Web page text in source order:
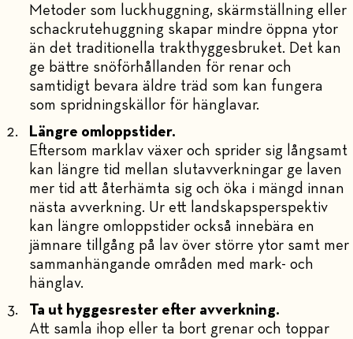
Metoder som luckhuggning, skärmställning eller
schackrutehuggning skapar mindre öppna ytor
än det traditionella trakthyggesbruket. Det kan
ge bättre snöförhållanden för renar och
samtidigt bevara äldre träd som kan fungera
som spridningskällor för hänglavar.
Längre omloppstider.
Eftersom marklav växer och sprider sig långsamt
kan längre tid mellan slutavverkningar ge laven
mer tid att återhämta sig och öka i mängd innan
nästa avverkning. Ur ett landskapsperspektiv
kan längre omloppstider också innebära en
jämnare tillgång på lav över större ytor samt mer
sammanhängande områden med mark- och
hänglav.
Ta ut hyggesrester efter avverkning.
Att samla ihop eller ta bort grenar och toppar